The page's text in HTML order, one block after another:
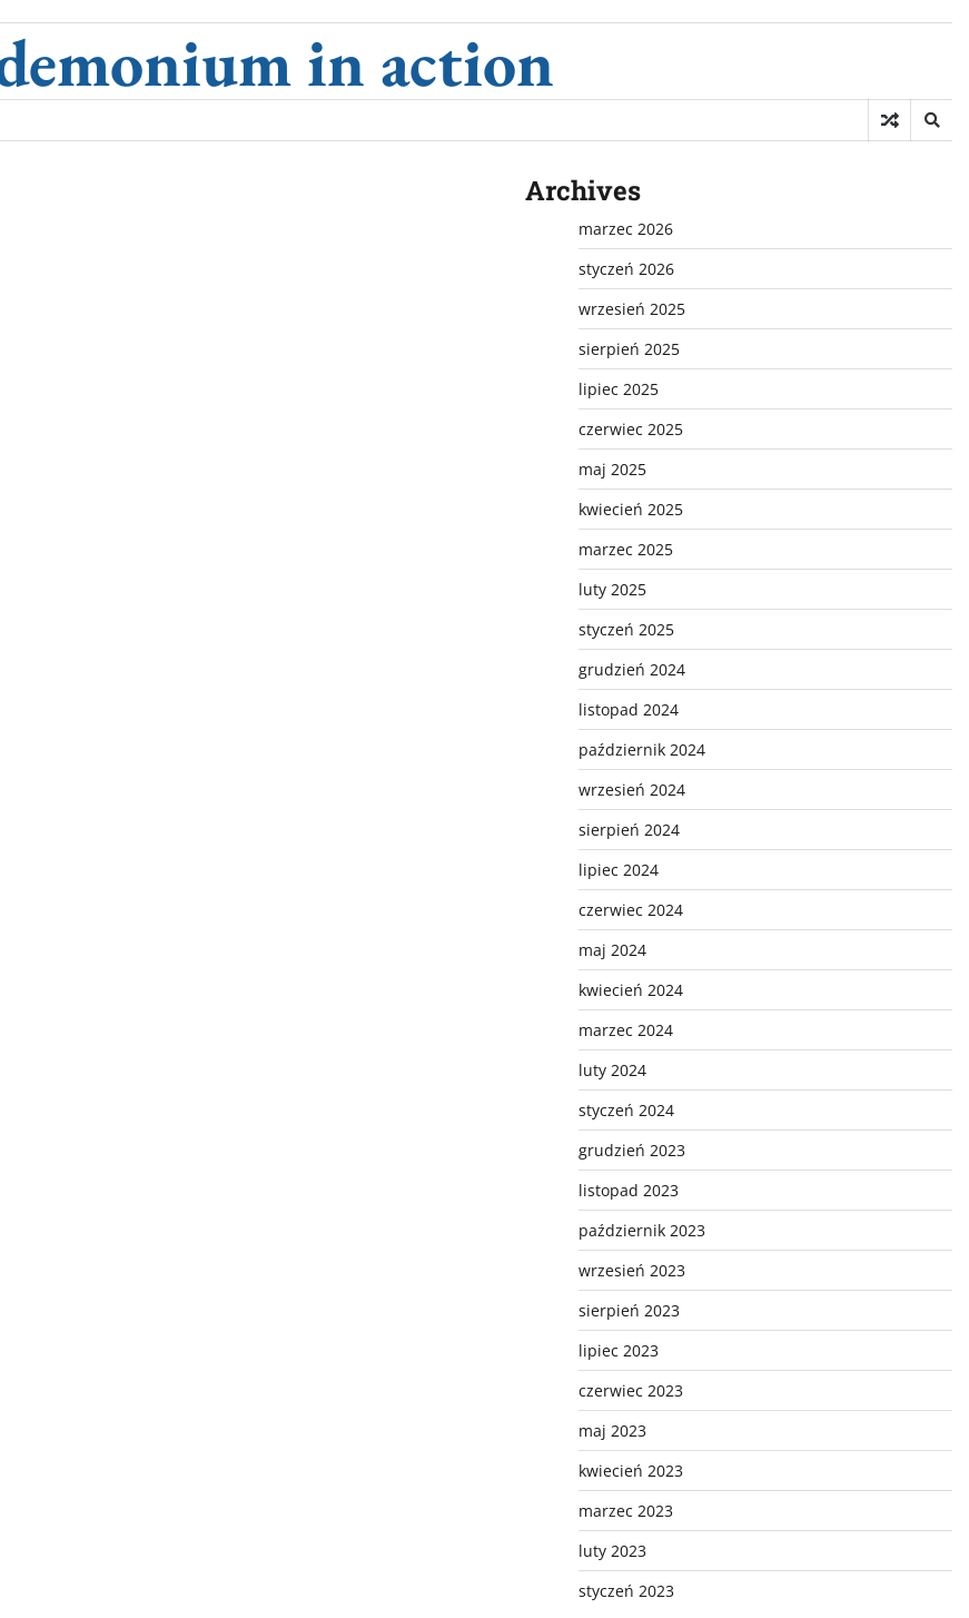
in action
Archives
marzec 2026
styczeń 2026
wrzesień 2025
sierpień 2025
lipiec 2025
czerwiec 2025
maj 2025
kwiecień 2025
marzec 2025
luty 2025
styczeń 2025
grudzień 2024
listopad 2024
październik 2024
wrzesień 2024
sierpień 2024
lipiec 2024
czerwiec 2024
maj 2024
kwiecień 2024
marzec 2024
luty 2024
styczeń 2024
grudzień 2023
listopad 2023
październik 2023
wrzesień 2023
sierpień 2023
lipiec 2023
czerwiec 2023
maj 2023
kwiecień 2023
marzec 2023
luty 2023
styczeń 2023